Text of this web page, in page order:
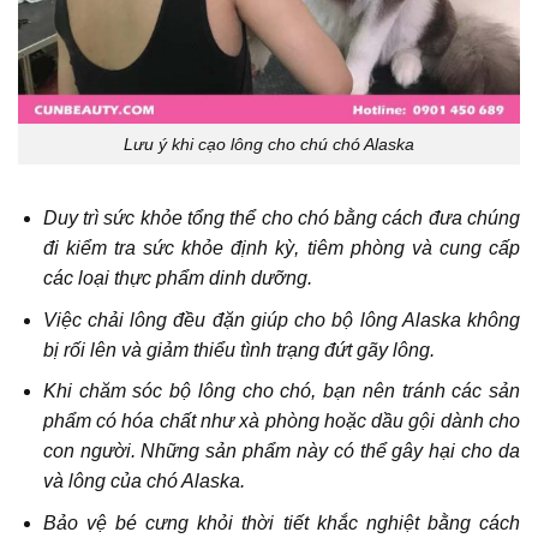
Lưu ý khi cạo lông cho chú chó Alaska
Duy trì sức khỏe tổng thể cho chó bằng cách đưa chúng
đi kiểm tra sức khỏe định kỳ, tiêm phòng và cung cấp
các loại thực phẩm dinh dưỡng.
Việc chải lông đều đặn giúp cho bộ lông Alaska không
bị rối lên và giảm thiểu tình trạng đứt gãy lông.
Khi chăm sóc bộ lông cho chó, bạn nên tránh các sản
phẩm có hóa chất như xà phòng hoặc dầu gội dành cho
con người. Những sản phẩm này có thể gây hại cho da
và lông của chó Alaska.
Bảo vệ bé cưng khỏi thời tiết khắc nghiệt bằng cách